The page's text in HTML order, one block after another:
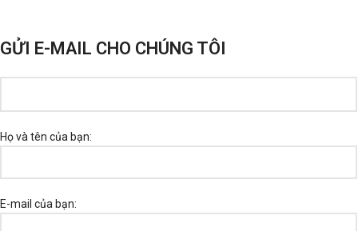
GỬI E-MAIL CHO CHÚNG TÔI
Họ và tên của bạn:
E-mail của bạn: